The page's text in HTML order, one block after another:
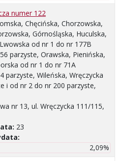
numer 122
Chęcińska, Chorzowska,
Górnośląska, Huculska,
od nr 1 do nr 177B
parzyste, Orawska, Pienińska,
od nr 1 do nr 71A
parzyste, Wileńska, Wręczycka
i od nr 2 do nr 200 parzyste,
nr 13, ul. Wręczycka 111/115,
23
2,09%